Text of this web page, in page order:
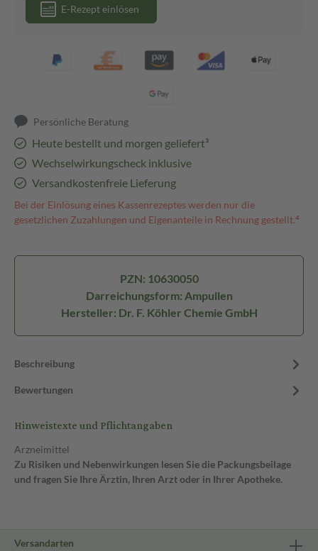
E-Rezept einlösen
Persönliche Beratung
Heute bestellt und morgen geliefert³
Wechselwirkungscheck inklusive
Versandkostenfreie Lieferung
Bei der Einlösung eines Kassenrezeptes werden nur die
gesetzlichen Zuzahlungen und Eigenanteile in Rechnung gestellt.⁴
PZN: 10630050
Darreichungsform: Ampullen
Hersteller: Dr. F. Köhler Chemie GmbH
Beschreibung
Bewertungen
Hinweistexte und Pflichtangaben
Arzneimittel
Zu Risiken und Nebenwirkungen lesen Sie die Packungsbeilage
und fragen Sie Ihre Ärztin, Ihren Arzt oder in Ihrer Apotheke.
Versandarten